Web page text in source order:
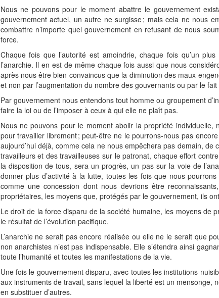
Nous ne pouvons pour le moment abattre le gouvernement
gouvernement actuel, un autre ne surgisse ; mais cela ne nous
combattre n’importe quel gouvernement en refusant de nous
force.
Chaque fois que l’autorité est amoindrie, chaque fois qu’un
l’anarchie. Il en est de même chaque fois aussi que nous
après nous être bien convaincus que la diminution des maux
et non par l’augmentation du nombre des gouvernants ou par le
Par gouvernement nous entendons tout homme ou groupement
faire la loi ou de l’imposer à ceux à qui elle ne plaît pas.
Nous ne pouvons pour le moment abolir la propriété
pour travailler librement ; peut-être ne le pourrons-nous pas
aujourd’hui déjà, comme cela ne nous empêchera pas demain,
travailleurs et des travailleuses sur le patronat, chaque effort
la disposition de tous, sera un progrès, un pas sur la voie de
donner plus d’activité à la lutte, toutes les fois que nous
comme une concession dont nous devrions être
propriétaires, les moyens que, protégés par le gouvernement, ils
Le droit de la force disparu de la société humaine, les moyens de
le résultat de l’évolution pacifique.
L’anarchie ne serait pas encore réalisée ou elle ne le serait que
non anarchistes n’est pas indispensable. Elle s’étendra ainsi
toute l’humanité et toutes les manifestations de la vie.
Une fois le gouvernement disparu, avec toutes les institutions
aux instruments de travail, sans lequel la liberté est un mensonge,
en substituer d’autres.